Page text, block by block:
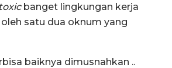
toxicbanget lingkungan kerja
satu dua oknum yang
baiknya dimusnahkan ..